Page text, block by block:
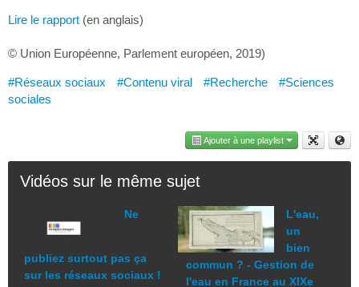
Lire le rapport (en anglais)
© Union Européenne, Parlement européen, 2019)
#Réseaux sociaux #Contenu viral #Recherche
#Sciences
sociales
Ajouter à une playlist
Vidéos sur le même sujet
Ne
publiez surtout pas ça
sur les réseaux sociaux !
L'eau,
un
bien
commun ? - Gestion de
l'eau en France au XIXe